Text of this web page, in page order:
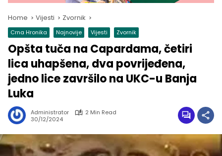
Home Vijesti Zvornik
Crna Hronika Najnovije Vijesti Zvornik
Opšta tuča na Capardama, četiri
lica uhapšena, dva povrijeđena,
jedno lice završilo na UKC-u Banja
Luka
Administrator
2 Min Read
30/12/2024